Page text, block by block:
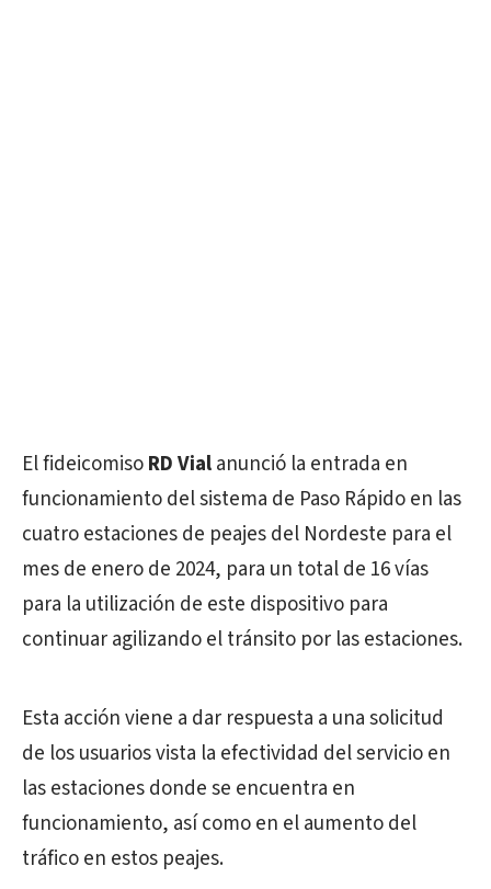
El fideicomisoRD Vialanunció la entrada en
funcionamiento del sistema de Paso Rápido en las
cuatro estaciones de peajes del Nordeste para el
mes de enero de 2024, para un total de 16 vías
para la utilización de este dispositivo para
continuar agilizando el tránsito por las estaciones.
Esta acción viene a dar respuesta a una solicitud
de los usuarios vista la efectividad del servicio en
las estaciones donde se encuentra en
funcionamiento, así como en el aumento del
tráfico en estos peajes.